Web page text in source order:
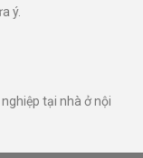
ý.
tại nhà ở nội